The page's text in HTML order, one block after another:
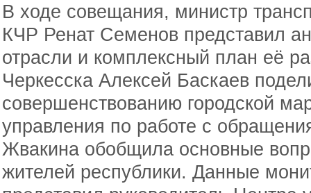
В ходе совещания, министр
КЧР Ренат Семенов представил
отрасли и комплексный план её
Черкесска Алексей Баскаев
совершенствованию городской
управления по работе с
Жвакина обобщила основные
жителей республики. Данные